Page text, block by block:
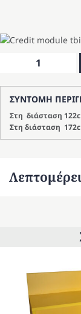
Πανδώρα
1πόρτα
-1ράφι
ποσότητα
ΣΥΝΤΟΜΗ
Στη διάσταση
Στη διάσταση